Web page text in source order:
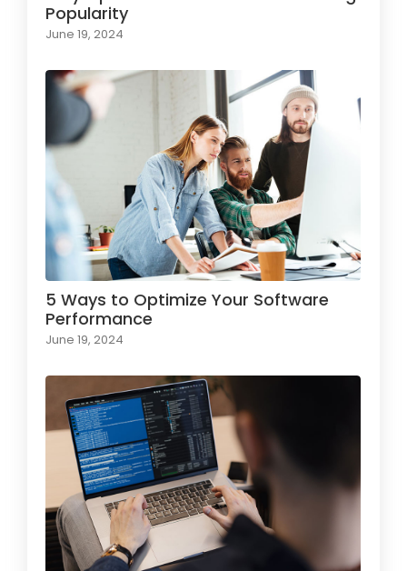
Popularity
June 19, 2024
5 Ways to Optimize Your Software
Performance
June 19, 2024